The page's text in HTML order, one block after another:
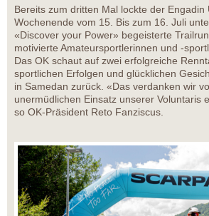
Bereits zum dritten Mal lockte der Engadin
Wochenende vom 15. Bis zum 16. Juli
«Discover your Power» begeisterte
motivierte Amateursportlerinnen und -
Das OK schaut auf zwei erfolgreiche
sportlichen Erfolgen und glücklichen
in Samedan zurück. «Das verdanken wir
unermüdlichen Einsatz unserer Voluntaris
so OK-Präsident Reto Fanziscus.